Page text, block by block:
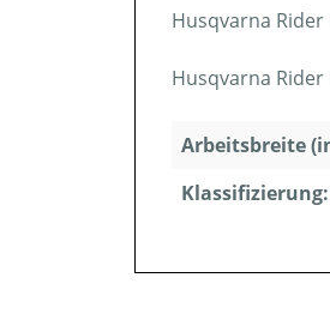
Husqvarna Rider
Husqvarna Rider
Arbeitsbreite
Klassifizierung: